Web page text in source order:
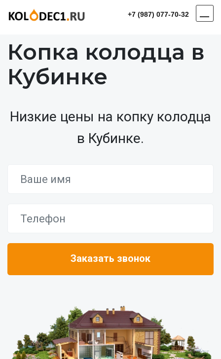
+7 (987) 077-70-32
Копка колодца в
Кубинке
Низкие цены на копку колодца
в Кубинке.